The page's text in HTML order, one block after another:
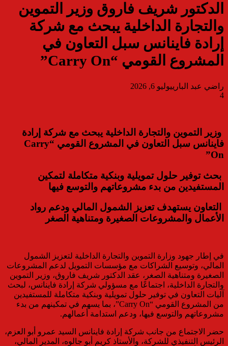
الدكتور شريف فاروق وزير التموين
والتجارة الداخلية يبحث مع شركة
إرادة فاينانس سبل التعاون في
المشروع القومي “Carry On”
راضي عبد البارييوليو 6, 2026
4
وزير التموين والتجارة الداخلية يبحث مع شركة إرادة
فاينانس سبل التعاون في المشروع القومي “Carry
On”
بحث توفير حلول تمويلية وبنكية متكاملة لتمكين
المستفيدين من بدء مشروعاتهم والتوسع فيها
التعاون يستهدف تعزيز الشمول المالي ودعم رواد
الأعمال والمشروعات الصغيرة ومتناهية الصغر
في إطار جهود وزارة التموين والتجارة الداخلية لتعزيز الشمول
المالي، وتوسيع الشراكات مع مؤسسات التمويل لدعم المشروعات
الصغيرة ومتناهية الصغر، عقد الدكتور شريف فاروق، وزير التموين
والتجارة الداخلية، اجتماعًا مع مسؤولي شركة إرادة فاينانس، لبحث
آليات التعاون في توفير حلول تمويلية وبنكية متكاملة للمستفيدين
من المشروع القومي “Carry On”، بما يسهم في تمكينهم من بدء
مشروعاتهم والتوسع فيها، ودعم استدامة أعمالهم.
حضر الاجتماع من جانب شركة إرادة فاينانس السيد عمرو أبو العزم،
الرئيس التنفيذي للشركة، والأستاذ كريم أبو جالوه، المدير المالي،